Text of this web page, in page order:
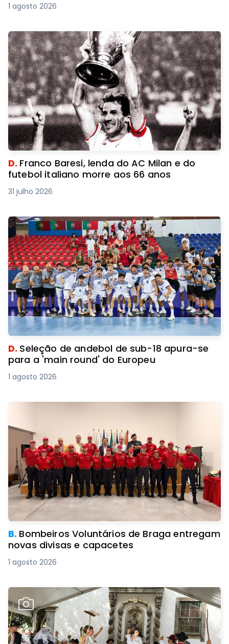
1 agosto 2026
D. Franco Baresi, lenda do AC Milan e do
futebol italiano morre aos 66 anos
31 julho 2026
D. Seleção de andebol de sub-18 apura-se
para a 'main round' do Europeu
1 agosto 2026
B. Bombeiros Voluntários de Braga entregam
novas divisas e capacetes
1 agosto 2026